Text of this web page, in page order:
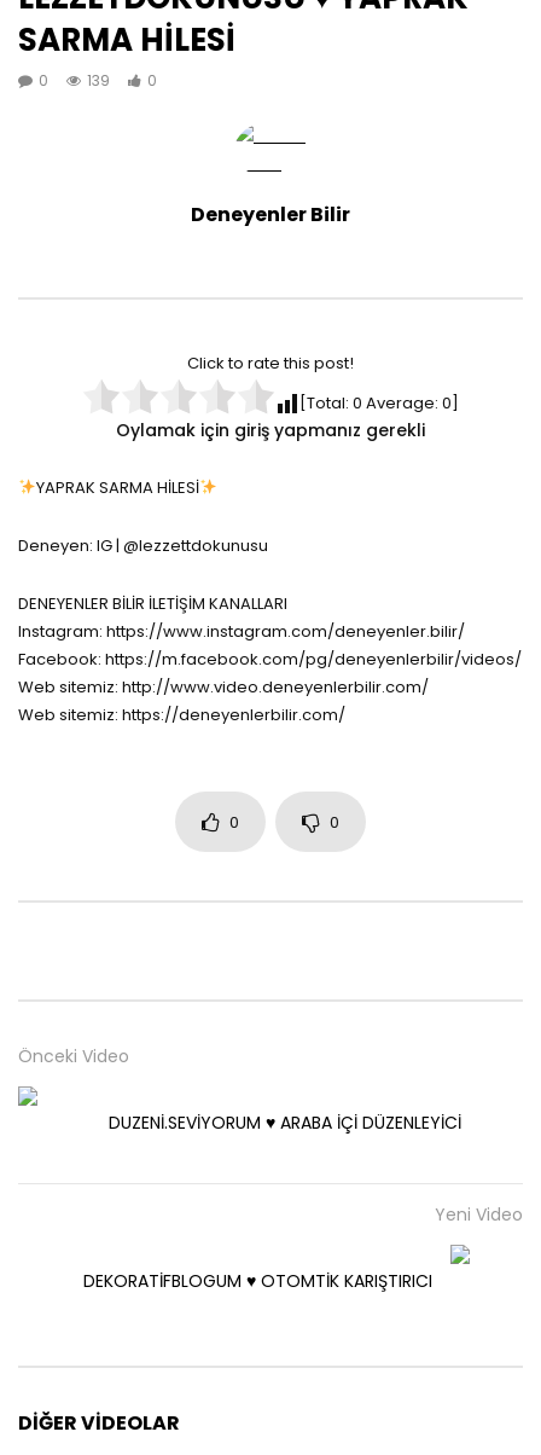
SARMA HİLESİ
0 139 0
Deneyenler Bilir
Click to rate this post!
[Total: 0 Average: 0]
Oylamak için giriş yapmanız gerekli
YAPRAK SARMA HİLESİ
Deneyen: IG | @lezzettdokunusu
DENEYENLER BİLİR İLETİŞİM KANALLARI
Instagram: https://www.instagram.com/deneyenler.bilir/
Facebook: https://m.facebook.com/pg/deneyenlerbilir/videos/
Web sitemiz: http://www.video.deneyenlerbilir.com/
Web sitemiz: https://deneyenlerbilir.com/
0 0
Önceki Video
DUZENİ.SEVİYORUM ♥️ ARABA İÇİ DÜZENLEYİCİ
Yeni Video
DEKORATİFBLOGUM ♥️ OTOMTİK KARIŞTIRICI
DIĞER VIDEOLAR